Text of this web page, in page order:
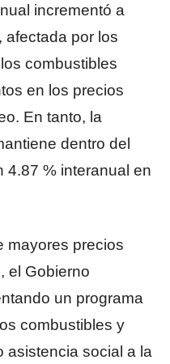
incrementó a
afectada por los
combustibles
en los precios
En tanto, la
dentro del
4.87 % interanual en
mayores precios
el Gobierno
un programa
combustibles y
asistencia social a la